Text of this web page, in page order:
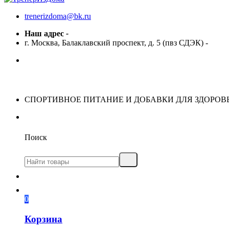
trenerizdoma@bk.ru
Наш адрес -
г. Москва, Балаклавский проспект, д. 5 (пвз СДЭК) -
СПОРТИВНОЕ ПИТАНИЕ И ДОБАВКИ ДЛЯ
Поиск
0
Корзина